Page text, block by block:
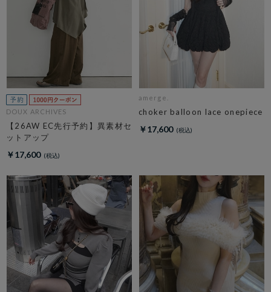
DOUX ARCHIVES
【26AW EC先行予約】異素材セ
ットアップ
￥17,600
amerge.
choker balloon lace onepiece
￥17,600